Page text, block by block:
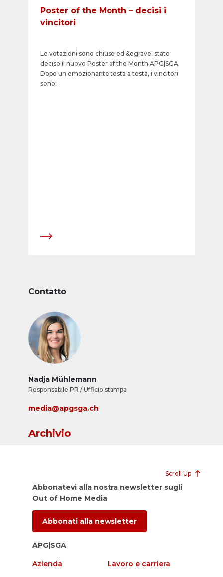
Poster of the Month – decisi i
vincitori
Le votazioni sono chiuse ed &egrave; stato
deciso il nuovo Poster of the Month APG|SGA.
Dopo un emozionante testa a testa, i vincitori
sono:
Contatto
Nadja Mühlemann
Responsabile PR / Ufficio stampa
media@apgsga.ch
Archivio
Scroll Up
Abbonatevi alla nostra newsletter sugli
Out of Home Media
Abbonati alla newsletter
APG|SGA
Azienda
Lavoro e carriera